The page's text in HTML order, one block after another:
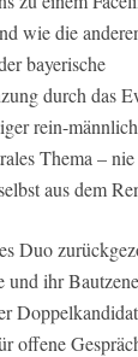
wie die
bayerische
durch das
rein-
Thema –
aus dem
Duo
und ihr
offene